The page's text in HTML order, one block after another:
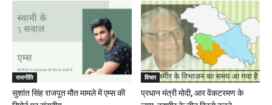
राजनीति
सुशांत सिंह राजपूत मौत मामले में एम्स की
विचार
प्रधान मंत्री मोदी, आर वेंकटरमण के